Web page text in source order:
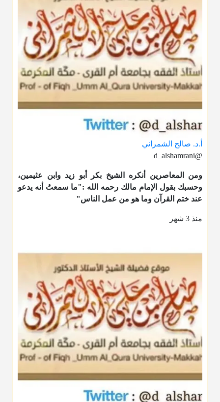
أ.د. صالح الشمراني
@d_alshamrani
ومن المعاصرين أنكره الشيخ بكر أبو زيد وابن عثيمين،
وحسبك بقول الإمام مالك رحمه الله :"ما سمعتُ أنه يدعو
عند ختم القرآن وما هو من عمل الناس"
منذ 3 شهر